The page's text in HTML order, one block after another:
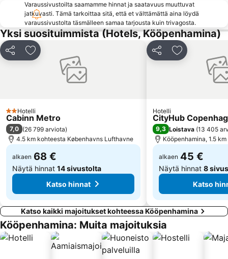
Ny Carlsberg Glyptotek
Cph Cool
Biking Copenhague
Danske Kunstindustrimuseet
Kastellet
Turning Torso
Gamla Stan
Louisianan nykytaiteen museo
CIFF - COPENHAGEN INTERNATIONAL FASHION FAIR
Brøndby Stadion
Fredensborg slot
Varaussivustoilta saamamme hinnat ja saatavuus muuttuvat
jatkuvasti. Tämä tarkoittaa sitä, että et välttämättä aina löydä
varaussivustolta täsmälleen samaa tarjousta kuin trivagosta.
Yksi suosituimmista (Hotels, Kööpenhamina)
Jaa Lisää suosikkeihin
2 Tähtiluokitus
Hotelli
Cabinn Metro
7,0 (26 799 arviota)
4.5 km kohteesta Københavns Lufthavne
alkaen 68 €
Näytä hinnat 14 sivustolta
Katso hinnat
Jaa Lisää
Hotelli
CityHub
9,3 Loistava (13 405
Kööpenhamina, 1.5
alkaen 45 €
Näytä hinnat 8
Katso
Katso kaikki majoitukset kohteessa Kööpenhamina
Kööpenhamina: Muita majoituksia